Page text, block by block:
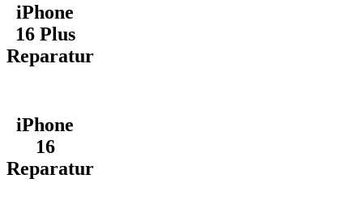
iPhone
16 Plus
Reparatur
iPhone
16
Reparatur